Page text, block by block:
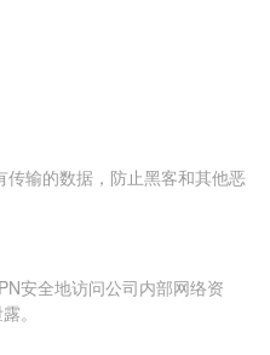
传输的数据，防止黑客和其他恶
安全地访问公司内部网络资
。